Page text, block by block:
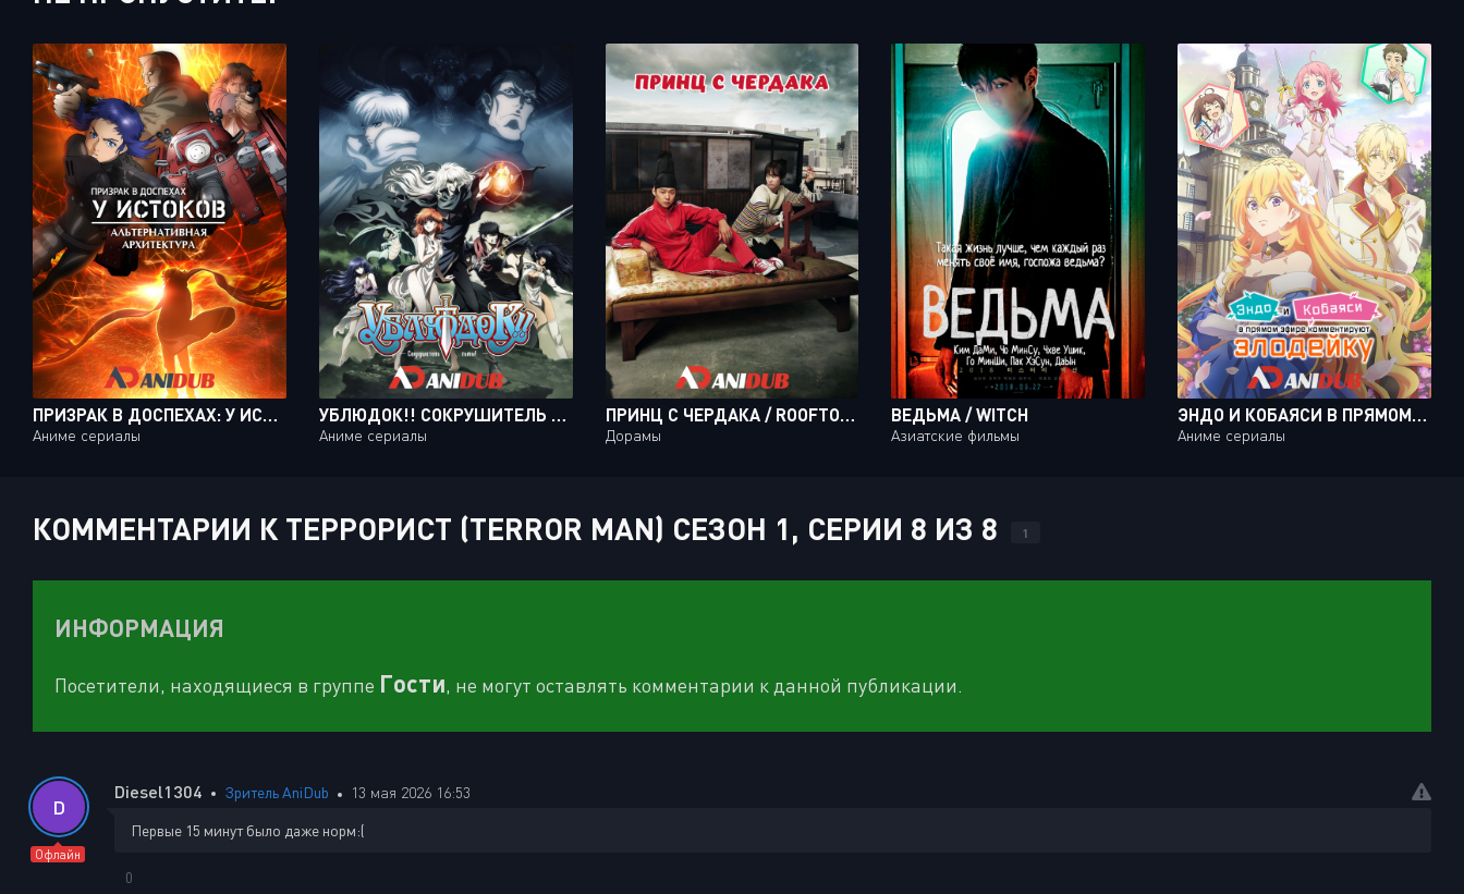
ПРИЗРАК В ДОСПЕХАХ: У ИСТОКОВ - АЛЬТЕРНАТИВНАЯ АРХИТЕКТУРА / KOUKAKU KIDOUTAI ARISE: ALTERNATIVE ARCHITECTURE [10 ИЗ 10]
Аниме сериалы
УБЛЮДОК!! СОКРУШИТЕЛЬ ТЬМЫ! / BASTARD!! ANKOKU NO HAKAISHIN [24 ИЗ 24]
Аниме сериалы
ПРИНЦ С ЧЕРДАКА / ROOFTOP PRINCE [20 ИЗ 20]
Дорамы
ВЕДЬМА / WITCH
Азиатские фильмы
ЭНДО И КОБАЯСИ В ПРЯМОМ ЭФИРЕ КОММЕНТИРУЮТ ЗЛОДЕЙКУ / TSUNDERE AKUYAKU REIJOU LISELOTTE TO JIKKYOU NO ENDOU-KUN TO KAISETSU NO KOBAYASHI-SAN [12 ИЗ 12]
Аниме сериалы
КОММЕНТАРИИ К ТЕРРОРИСТ (TERROR MAN) СЕЗОН 1, СЕРИИ 8 ИЗ 8 1
ИНФОРМАЦИЯ
Посетители, находящиеся в группе Гости, не могут оставлять комментарии к данной публикации.
D
Офлайн
Diesel1304 Зритель AniDub 13 мая 2026 16:53
Первые 15 минут было даже норм:(
0